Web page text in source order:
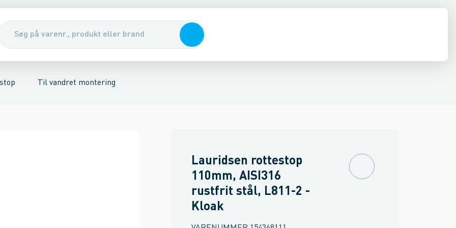
& udskillerePumper, pumpebrønde & ventiler
Til vandret montering
Lauridsen rottestop
110mm, AISI316
rustfrit stål, L811-2 -
Kloak